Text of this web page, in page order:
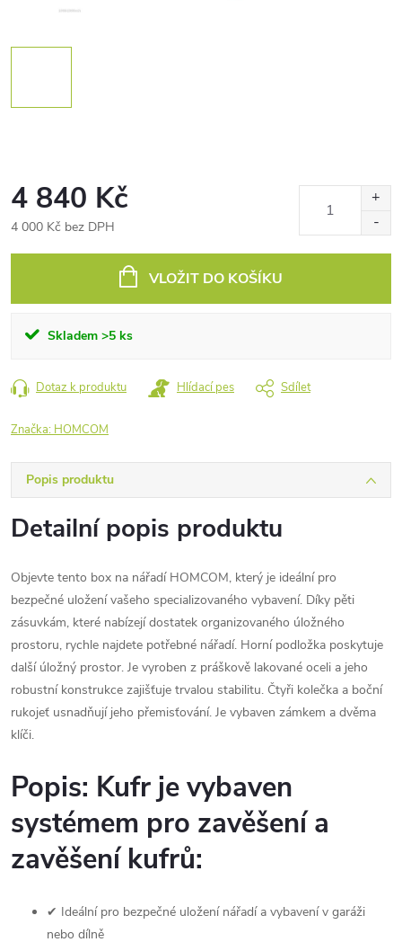
Skladem >5 ks
4 840 Kč
4 000 Kč bez DPH
VLOŽIT DO KOŠÍKU
Dotaz k produktu Hlídací pes Sdílet
Značka: HOMCOM
Popis produktu
Detailní popis produktu
Objevte tento box na nářadí HOMCOM, který je ideální pro
bezpečné uložení vašeho specializovaného vybavení. Díky pěti
zásuvkám, které nabízejí dostatek organizovaného úložného
prostoru, rychle najdete potřebné nářadí. Horní podložka poskytuje
další úložný prostor. Je vyroben z práškově lakované oceli a jeho
robustní konstrukce zajišťuje trvalou stabilitu. Čtyři kolečka a boční
rukojeť usnadňují jeho přemisťování. Je vybaven zámkem a dvěma
klíči.
Popis: Kufr je vybaven
systémem pro zavěšení a
zavěšení kufrů:
✔ Ideální pro bezpečné uložení nářadí a vybavení v garáži
nebo dílně